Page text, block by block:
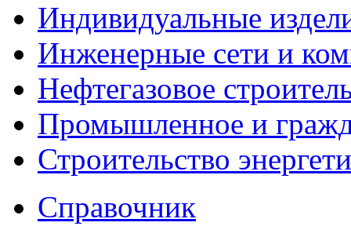
Индивидуальные
Инженерные сети и
Нефтегазовое
Промышленное и
Строительство
Справочник